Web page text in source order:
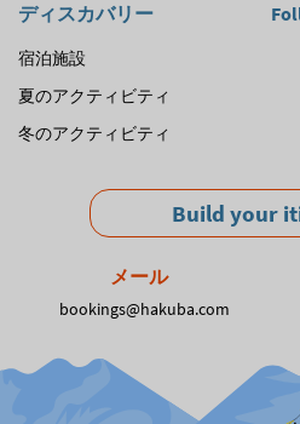
ディスカバリー
宿泊施設
夏のアクティビティ
冬のアクティビティ
Build your
メール
bookings@hakuba.com